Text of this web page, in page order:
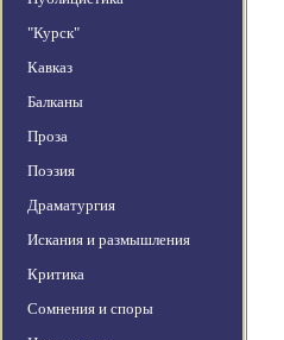
"Курск"
Кавказ
Балканы
Проза
Поэзия
Драматургия
Искания и размышления
Критика
Сомнения и споры